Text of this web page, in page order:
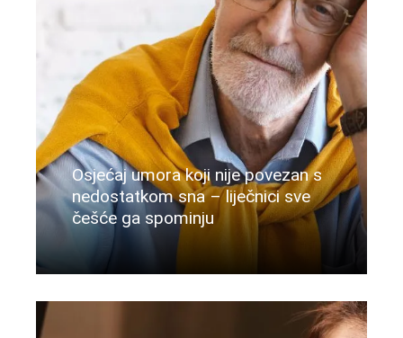
Osjećaj umora koji nije povezan s
nedostatkom sna – liječnici sve
češće ga spominju
Više